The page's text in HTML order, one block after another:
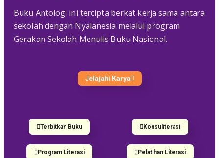
Buku Antologi ini tercipta berkat kerja sama antara
sekolah dengan Nyalanesia melalui program
Gerakan Sekolah Menulis Buku Nasional.
Jelajahi Karya
Terbitkan Buku Konsuliterasi
Program Literasi Pelatihan Literasi